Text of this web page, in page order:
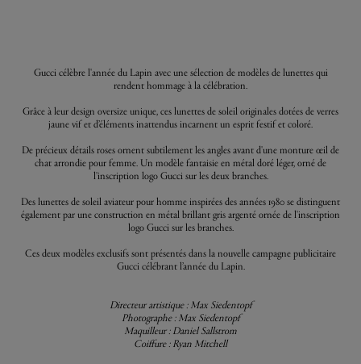
Gucci célèbre l'année du Lapin avec une sélection de modèles de lunettes qui
rendent hommage à la célébration.
Grâce à leur design oversize unique, ces lunettes de soleil originales dotées de verres
jaune vif et d’éléments inattendus incarnent un esprit festif et coloré.
De précieux détails roses ornent subtilement les angles avant d'une monture œil de
chat arrondie pour femme. Un modèle fantaisie en métal doré léger, orné de
l'inscription logo Gucci sur les deux branches.
Des lunettes de soleil aviateur pour homme inspirées des années 1980 se distinguent
également par une construction en métal brillant gris argenté ornée de l'inscription
logo Gucci sur les branches.
Ces deux modèles exclusifs sont présentés dans la nouvelle campagne publicitaire
Gucci célébrant l’année du Lapin.
Directeur artistique : Max Siedentopf
Photographe : Max Siedentopf
Maquilleur : Daniel Sallstrom
Coiffure : Ryan Mitchell